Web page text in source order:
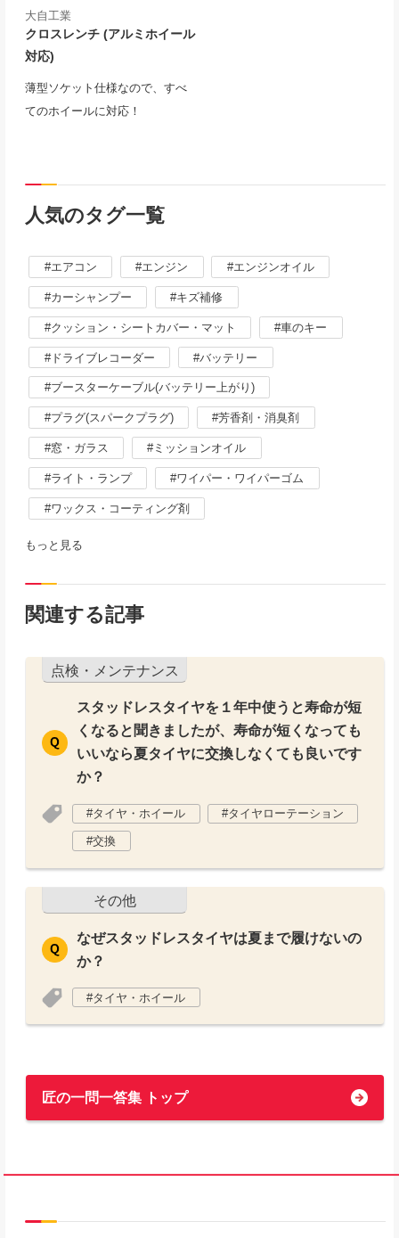
大自工業
クロスレンチ (アルミホイール
対応)
薄型ソケット仕様なので、すべ
てのホイールに対応！
人気のタグ一覧
エアコン エンジン エンジンオイル
カーシャンプー キズ補修
クッション・シートカバー・マット 車のキー
ドライブレコーダー バッテリー
ブースターケーブル(バッテリー上がり)
プラグ(スパークプラグ) 芳香剤・消臭剤
窓・ガラス ミッションオイル
ライト・ランプ ワイパー・ワイパーゴム
ワックス・コーティング剤
もっと見る
関連する記事
点検・メンテナンス
スタッドレスタイヤを１年中使うと寿命が短
くなると聞きましたが、寿命が短くなっても
いいなら夏タイヤに交換しなくても良いです
か？
タイヤ・ホイール タイヤローテーション
交換
その他
なぜスタッドレスタイヤは夏まで履けないの
か？
タイヤ・ホイール
匠の一問一答集 トップ